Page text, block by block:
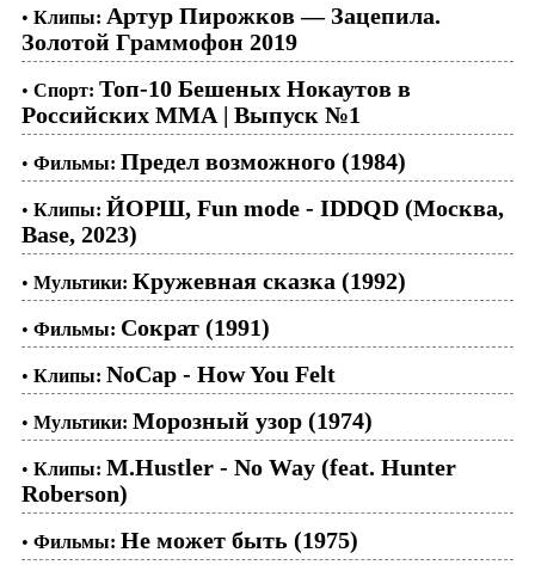
• Клипы: Артур Пирожков — Зацепила.
Золотой Граммофон 2019
• Спорт: Топ-10 Бешеных Нокаутов в
Российских ММА | Выпуск №1
• Фильмы: Предел возможного (1984)
• Клипы: ЙОРШ, Fun mode - IDDQD (Москва,
Base, 2023)
• Мультики: Кружевная сказка (1992)
• Фильмы: Сократ (1991)
• Клипы: NoCap - How You Felt
• Мультики: Морозный узор (1974)
• Клипы: M.Hustler - No Way (feat. Hunter
Roberson)
• Фильмы: Не может быть (1975)